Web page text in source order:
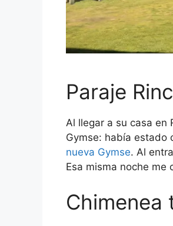
Paraje
Al llegar a su casa en
Gymse: había estado
nueva Gymse. Al
Esa misma noche me
Chimenea